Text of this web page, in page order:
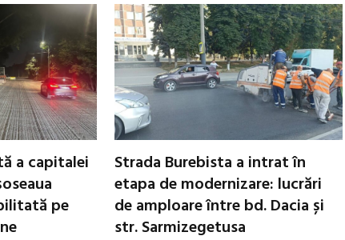
a capitalei
pe
Strada Burebista a intrat în
etapa de modernizare: lucrări
de amploare între bd. Dacia și
str. Sarmizegetusa